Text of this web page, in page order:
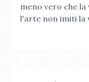
meno vero che
l'arte non imiti la